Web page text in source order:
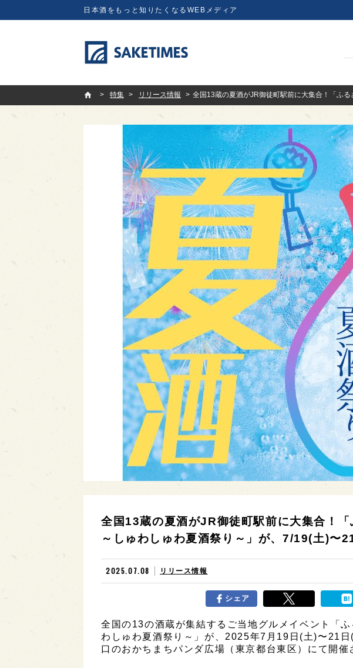
日本酒をもっと知りたくなるWEBメディア
SAKETIMES
特集
リリース情報 全国13蔵の夏酒がJR御徒町駅前に大集合！「ふ
全国13蔵の夏酒がJR御徒町駅前に大集合！
～しゅわしゅわ夏酒祭り～」が、7/19(土)〜
2025.07.08 リリース情報
シェア
全国の13の酒蔵が集結するご当地グルメイベント「
わしゅわ夏酒祭り～」が、2025年7月19日(土)〜21
口のおかちまちパンダ広場（東京都台東区）にて開催